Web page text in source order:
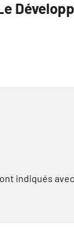
indiqués avec